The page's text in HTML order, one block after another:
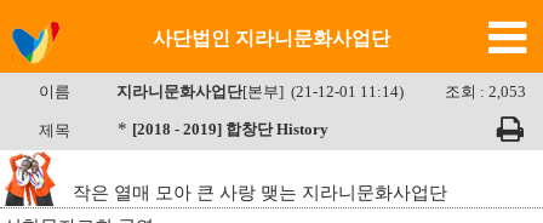
사단법인 지라니문화사업단
이름 지라니문화사업단[본부] (21-12-01 11:14) 조회 : 2,053
제목 * [2018 - 2019] 합창단 History
작은 열매 모아 큰 사랑 맺는 지라니문화사업단